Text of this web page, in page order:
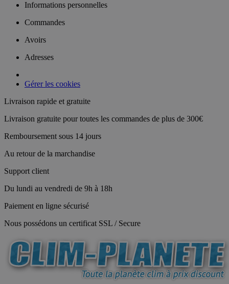
Informations personnelles
Commandes
Avoirs
Adresses
Gérer les cookies
Livraison rapide et gratuite
Livraison gratuite pour toutes les commandes de plus de 300€
Remboursement sous 14 jours
Au retour de la marchandise
Support client
Du lundi au vendredi de 9h à 18h
Paiement en ligne sécurisé
Nous possédons un certificat SSL / Secure